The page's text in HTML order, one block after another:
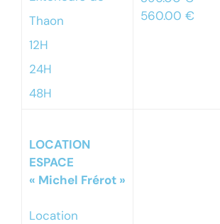
Thaon
12H
24H
48H
560.00 €
LOCATION
ESPACE
« Michel Frérot »
Location